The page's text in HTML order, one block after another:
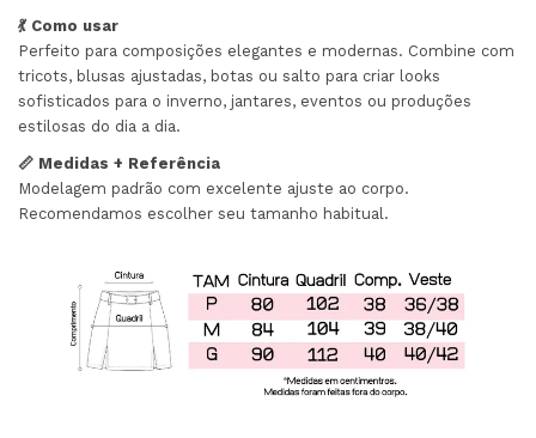
💃 Como usar
Perfeito para composições elegantes e modernas. Combine com
tricots, blusas ajustadas, botas ou salto para criar looks
sofisticados para o inverno, jantares, eventos ou produções
estilosas do dia a dia.
📏 Medidas + Referência
Modelagem padrão com excelente ajuste ao corpo.
Recomendamos escolher seu tamanho habitual.